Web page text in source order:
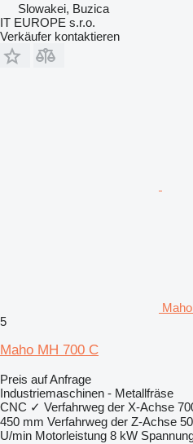
Slowakei, Buzica
IT EUROPE s.r.o.
Verkäufer kontaktieren
5
Maho MH 700 C
Preis auf Anfrage
Industriemaschinen - Metallfräse
CNC ✓ Verfahrweg der X-Achse
450 mm Verfahrweg der Z-Achse
U/min Motorleistung 8 kW